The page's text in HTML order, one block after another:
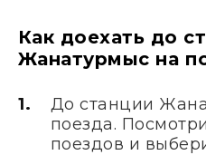
Как доехать до
Жанатурмыс на
До станции
поезда.
поездов и